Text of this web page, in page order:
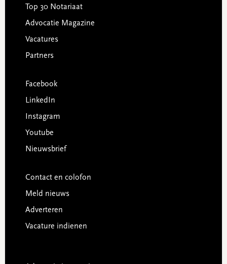
Top 30 Notariaat
Advocatie Magazine
Vacatures
Partners
Facebook
LinkedIn
Instagram
Youtube
Nieuwsbrief
Contact en colofon
Meld nieuws
Adverteren
Vacature indienen